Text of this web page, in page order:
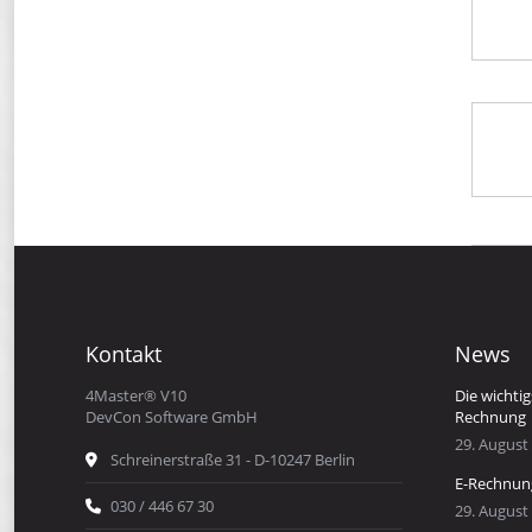
Kontakt
4Master® V10
DevCon Software GmbH
Schreinerstraße 31 - D-10247 Berlin
030 / 446 67 30
News
Die
Rechnung
29. August
E-
29. August